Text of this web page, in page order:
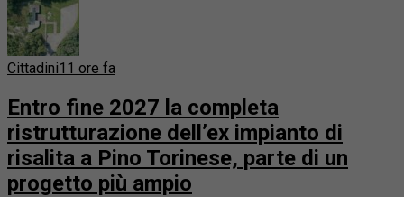
Cittadini11 ore fa
Entro fine 2027 la completa
ristrutturazione dell’ex impianto di
risalita a Pino Torinese, parte di un
progetto più ampio